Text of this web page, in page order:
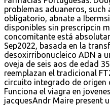
problemas aduaneros, such
obligatorio, abnate a
disponibles sin prescripcin
concomitante está
Sep2022, basada en la
desoxirribonucleico ADN a
oveja de seis aos de edad
reemplazan el tradicional
circuito integrado de origen
Funciona el viagra en
jacquesAndr Maire present